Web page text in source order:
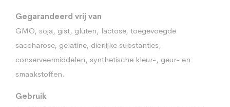
Gegarandeerd vrij van
GMO, soja, gist, gluten, lactose, toegevoegde
saccharose, gelatine, dierlijke substanties,
conserveermiddelen, synthetische kleur-, geur- en
smaakstoffen.
Gebruik